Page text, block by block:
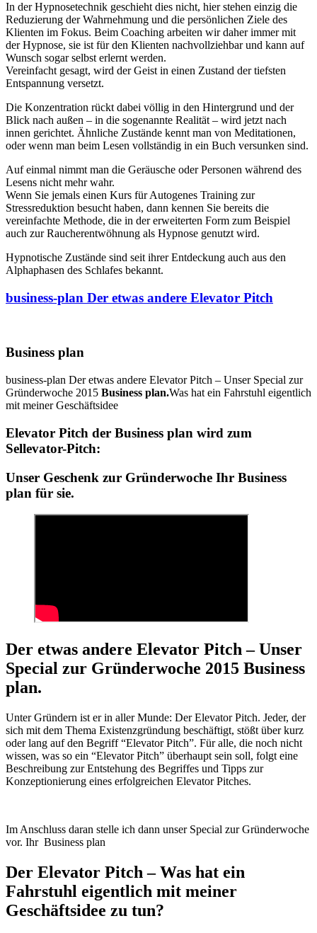
In der Hypnosetechnik geschieht dies nicht, hier stehen einzig die
Reduzierung der Wahrnehmung und die persönlichen Ziele des
Klienten im Fokus. Beim Coaching arbeiten wir daher immer mit
der Hypnose, sie ist für den Klienten nachvollziehbar und kann auf
Wunsch sogar selbst erlernt werden.
Vereinfacht gesagt, wird der Geist in einen Zustand der tiefsten
Entspannung versetzt.
Die Konzentration rückt dabei völlig in den Hintergrund und der
Blick nach außen – in die sogenannte Realität – wird jetzt nach
innen gerichtet. Ähnliche Zustände kennt man von Meditationen,
oder wenn man beim Lesen vollständig in ein Buch versunken sind.
Auf einmal nimmt man die Geräusche oder Personen während des
Lesens nicht mehr wahr.
Wenn Sie jemals einen Kurs für Autogenes Training zur
Stressreduktion besucht haben, dann kennen Sie bereits die
vereinfachte Methode, die in der erweiterten Form zum Beispiel
auch zur Raucherentwöhnung als Hypnose genutzt wird.
Hypnotische Zustände sind seit ihrer Entdeckung auch aus den
Alphaphasen des Schlafes bekannt.
business-plan Der etwas andere Elevator Pitch
Business plan
business-plan Der etwas andere Elevator Pitch – Unser Special zur
Gründerwoche 2015 Business plan.Was hat ein Fahrstuhl eigentlich
mit meiner Geschäftsidee
Elevator Pitch der Business plan wird zum
Sellevator-Pitch:
Unser Geschenk zur Gründerwoche Ihr Business
plan für sie.
Der etwas andere Elevator Pitch – Unser
Special zur Gründerwoche 2015 Business
plan.
Unter Gründern ist er in aller Munde: Der Elevator Pitch. Jeder, der
sich mit dem Thema Existenzgründung beschäftigt, stößt über kurz
oder lang auf den Begriff “Elevator Pitch”. Für alle, die noch nicht
wissen, was so ein “Elevator Pitch” überhaupt sein soll, folgt eine
Beschreibung zur Entstehung des Begriffes und Tipps zur
Konzeptionierung eines erfolgreichen Elevator Pitches.
Im Anschluss daran stelle ich dann unser Special zur Gründerwoche
vor. Ihr Business plan
Der Elevator Pitch – Was hat ein
Fahrstuhl eigentlich mit meiner
Geschäftsidee zu tun?